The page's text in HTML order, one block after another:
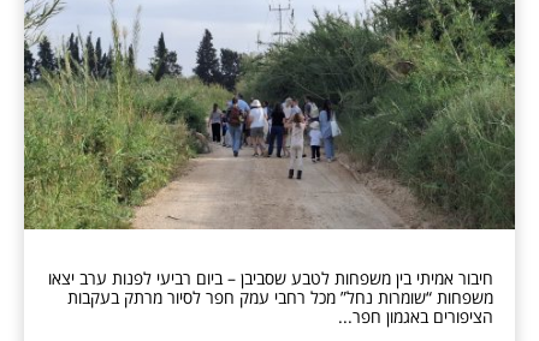
חיבור אמיתי בין משפחות לטבע שסביבן – ביום רביעי לפנות ערב יצאו
משפחות “שומרות נחל” מכל רחבי עמק חפר לסיור מרתק בעקבות
הציפורים באגמון חפר...